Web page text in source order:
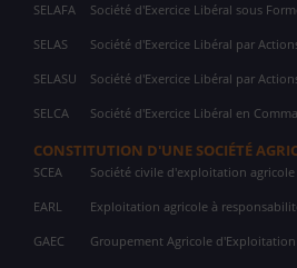
SELAFA Société d'Exercice Libéral sous
SELAS Société d'Exercice Libéral par
SELASU Société d'Exercice Libéral par
SELCA Société d'Exercice Libéral en
CONSTITUTION D'UNE SOCIÉTÉ
SCEA Société civile d'exploitation agricole
EARL Exploitation agricole à
GAEC Groupement Agricole